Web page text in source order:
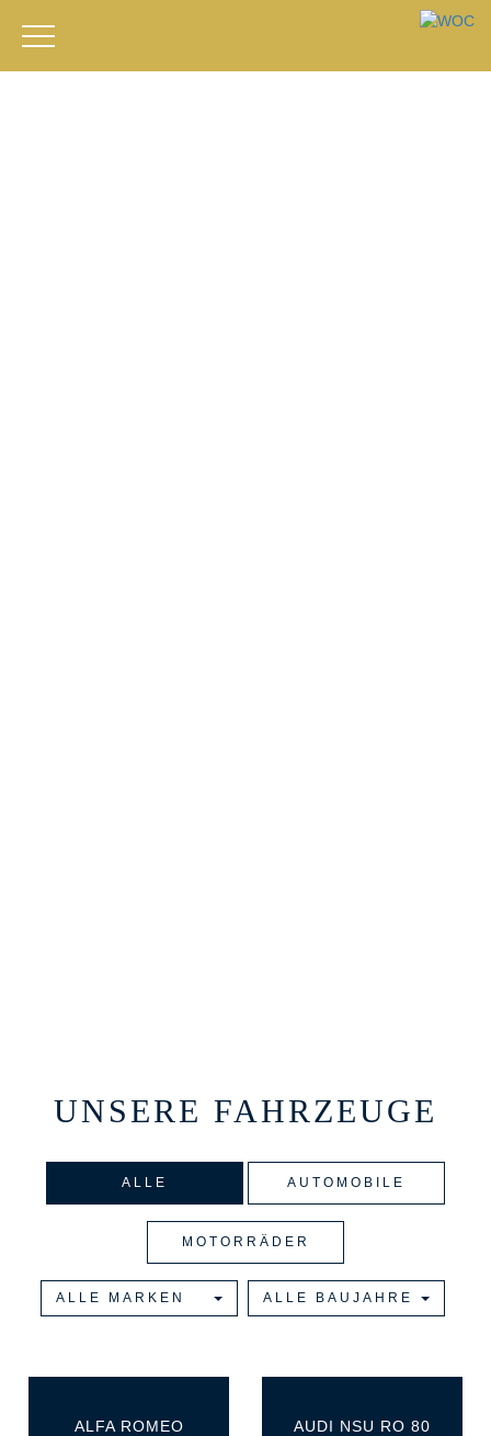
UNSERE FAHRZEUGE
ALLE AUTOMOBILE
MOTORRÄDER
ALLE MARKEN ALLE BAUJAHRE
ALFA ROMEO AUDI NSU RO 80